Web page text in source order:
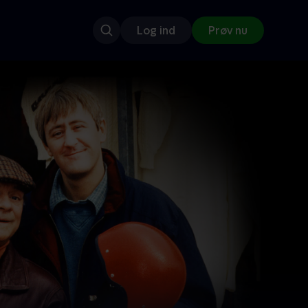
Log ind Prøv nu